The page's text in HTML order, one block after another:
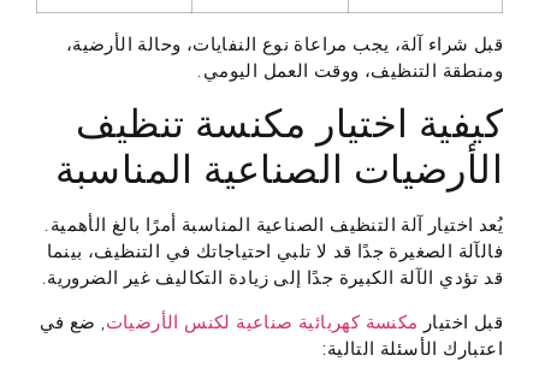
قبل شراء آلة، يجب مراعاة نوع النفايات، وحالة الأرضية،
ومنطقة التنظيف، ووقت العمل اليومي.
كيفية اختيار مكنسة تنظيف
الأرضيات الصناعية المناسبة
يُعد اختيار آلة التنظيف الصناعية المناسبة أمرًا بالغ الأهمية.
فالآلة الصغيرة جدًا قد لا تلبي احتياجاتك في التنظيف، بينما
قد تؤدي الآلة الكبيرة جدًا إلى زيادة التكاليف غير الضرورية.
قبل اختيار مكنسة كهربائية صناعية لكنس الأرضيات , ضع في
اعتبارك الأسئلة التالية: